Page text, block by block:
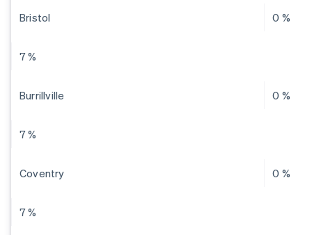
Bristol 0 %
7 %
Burrillville 0 %
7 %
Coventry 0 %
7 %